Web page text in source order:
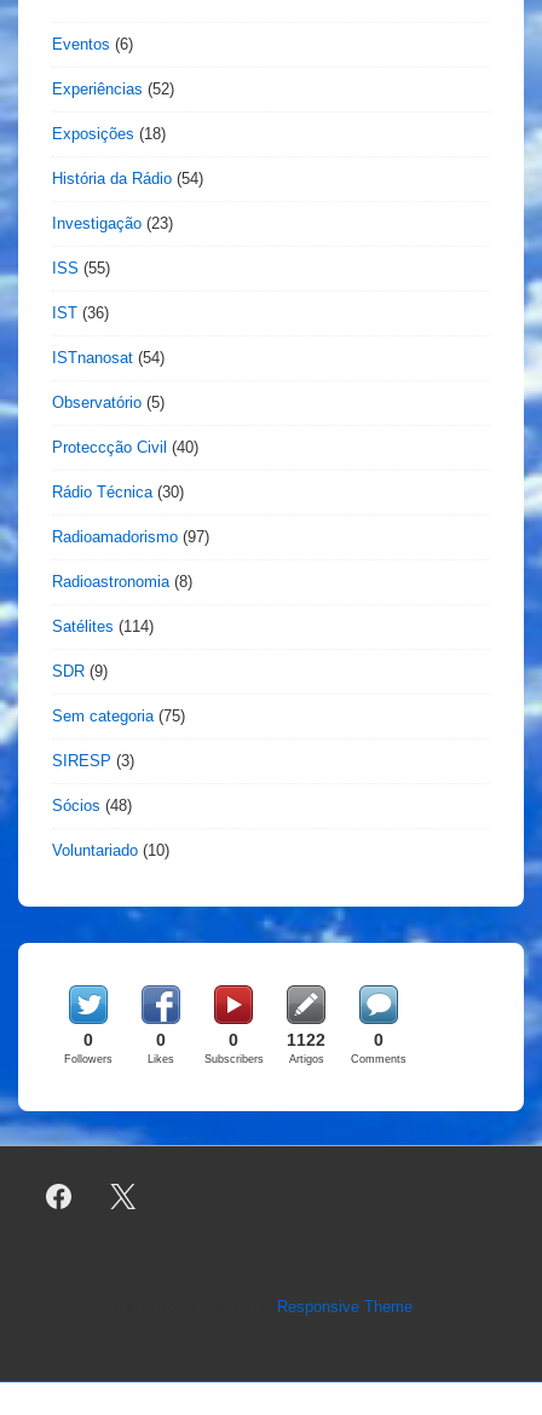
Eventos (6)
Experiências (52)
Exposições (18)
História da Rádio (54)
Investigação (23)
ISS (55)
IST (36)
ISTnanosat (54)
Observatório (5)
Proteccção Civil (40)
Rádio Técnica(30)
Radioamadorismo (97)
Radioastronomia(8)
Satélites (114)
SDR (9)
Sem categoria(75)
SIRESP (3)
Sócios (48)
Voluntariado (10)
0
Followers
0
Likes
0
Subscribers
1122
Artigos
0
Comments
Responsive Theme